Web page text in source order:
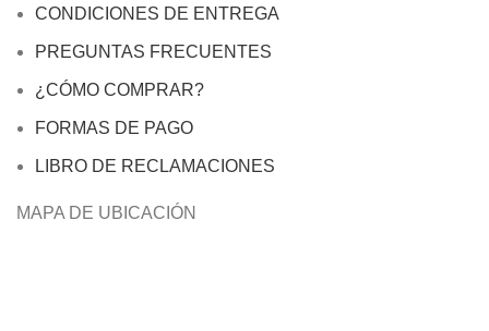
CONDICIONES DE ENTREGA
PREGUNTAS FRECUENTES
¿CÓMO COMPRAR?
FORMAS DE PAGO
LIBRO DE RECLAMACIONES
MAPA DE UBICACIÓN